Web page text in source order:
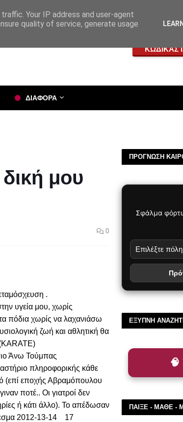
ΚΩΔΙΚΑΣ
ΔΙΑΦΟΡΑ
μου
0
.
υγεία μου, χωρίς
πόδια χωρίς να λαχανιάσω
ζωή και αθλητική θα
Άνω Τούμπας
πληροφορικής κάθε
(επί εποχής Αβραμόπουλου
ποτέ.. Οι γιατροί δεν
ή κάτι άλλο). Το απέδωσαν
2012-13-14 17
ΠΡΟΓΝΩΣΗ
Σφάλμα
ΕΞΥΠΝΗ
🧠
ΠΑΙΞΕ - ΜΑΘΕ -
Your IP address and user-agent
quality of service, generate usage